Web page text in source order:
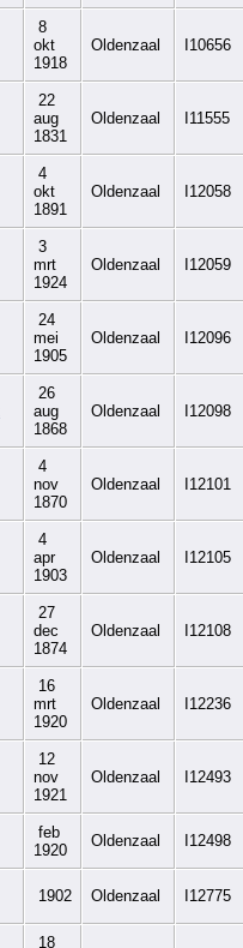
8
okt
1918
Oldenzaal I10656
22
aug
1831
Oldenzaal I11555
4
okt
1891
Oldenzaal I12058
3
mrt
1924
Oldenzaal I12059
24
mei
1905
Oldenzaal I12096
26
aug
1868
Oldenzaal I12098
4
nov
1870
Oldenzaal I12101
4
apr
1903
Oldenzaal I12105
27
dec
1874
Oldenzaal I12108
16
mrt
1920
Oldenzaal I12236
12
nov
1921
Oldenzaal I12493
feb
1920
Oldenzaal I12498
1902 Oldenzaal I12775
18